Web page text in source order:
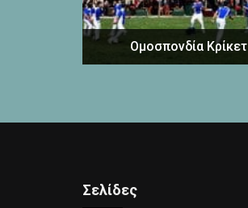
Ομοσπονδία Κρίκετ
Σελίδες